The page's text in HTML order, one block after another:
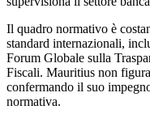
Il quadro normativo è
standard internazionali,
Forum Globale sulla
Fiscali. Mauritius non
confermando il suo
normativa.